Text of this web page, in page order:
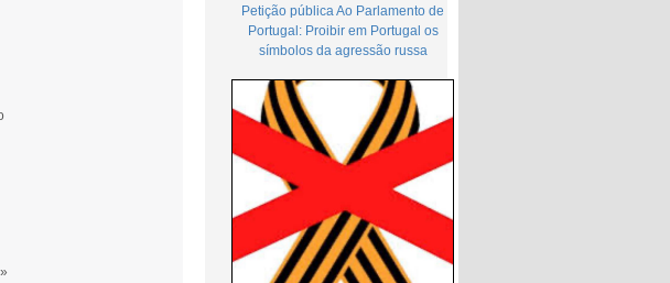
»
Petição pública Ao Parlamento de
Portugal: Proibir em Portugal os
símbolos da agressão russa